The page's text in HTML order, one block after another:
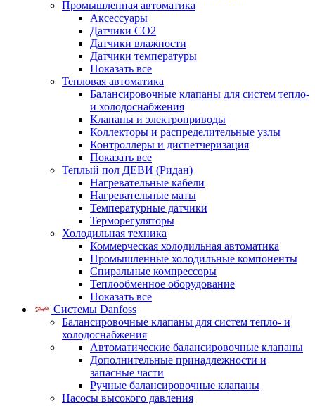
Промышленная автоматика
Аксессуары
Датчики CO2
Датчики влажности
Датчики температуры
Показать все
Тепловая автоматика
Балансировочные клапаны для систем тепло-
и холодоснабжения
Клапаны и электроприводы
Коллекторы и распределительные узлы
Контроллеры и диспетчеризация
Показать все
Теплый пол ДЕВИ (Ридан)
Нагревательные кабели
Нагревательные маты
Температурные датчики
Терморегуляторы
Холодильная техника
Коммерческая холодильная автоматика
Промышленные холодильные компоненты
Спиральные компрессоры
Теплообменное оборудование
Показать все
Системы Danfoss
Балансировочные клапаны для систем тепло- и
холодоснабжения
Автоматические балансировочные клапаны
Дополнительные принадлежности и
запасные части
Ручные балансировочные клапаны
Насосы высокого давления